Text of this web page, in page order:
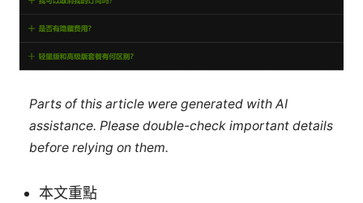
Parts of this article were generated with AI
assistance. Please double-check important details
before relying on them.
本文重點